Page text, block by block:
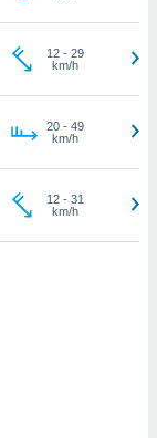
12- 29
km/h
20- 49
km/h
12- 31
km/h